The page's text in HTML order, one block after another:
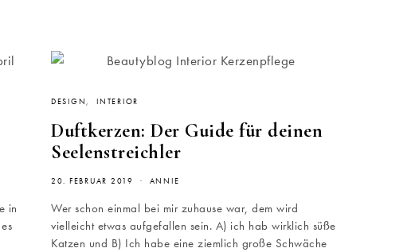
in
DESIGN INTERIOR
Duftkerzen: Der Guide für deinen
Seelenstreichler
20. FEBRUAR 2019 ANNIE
Wer schon einmal bei mir zuhause war, dem wird
vielleicht etwas aufgefallen sein. A) ich hab wirklich süße
Katzen und B) Ich habe eine ziemlich große Schwäche